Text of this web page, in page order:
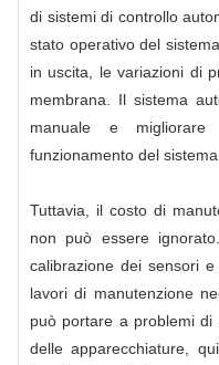
di sistemi di controllo
stato operativo del
in uscita, le variazioni di
membrana. Il sistema
manuale e
funzionamento del sistema.
Tuttavia, il costo di
non può essere
calibrazione dei sensori
lavori di manutenzione
può portare a problemi
delle apparecchiature,